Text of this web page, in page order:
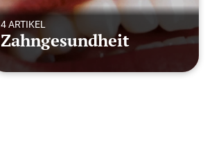
4 ARTIKEL
Zahngesundheit